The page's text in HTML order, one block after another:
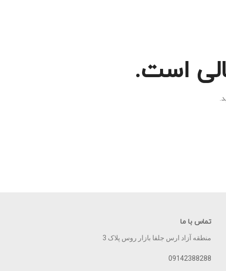
است.
تماس با ما
منطقه آزاد ارس جلفا بازار روس پلاک 3
09142388288